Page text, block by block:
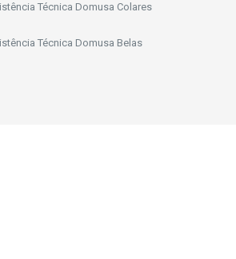
Técnica Domusa Colares
Técnica Domusa Belas